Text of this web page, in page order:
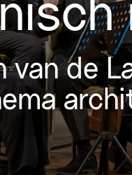
van de